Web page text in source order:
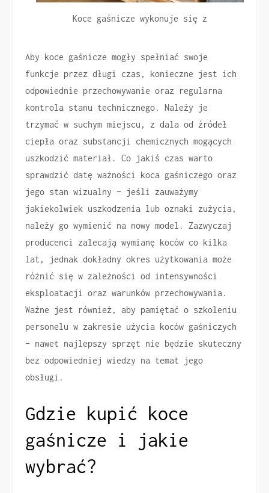
Koce gaśnicze wykonuje się z
Aby koce gaśnicze mogły spełniać swoje
funkcje przez długi czas, konieczne jest ich
odpowiednie przechowywanie oraz regularna
kontrola stanu technicznego. Należy je
trzymać w suchym miejscu, z dala od źródeł
ciepła oraz substancji chemicznych mogących
uszkodzić materiał. Co jakiś czas warto
sprawdzić datę ważności koca gaśniczego oraz
jego stan wizualny – jeśli zauważymy
jakiekolwiek uszkodzenia lub oznaki zużycia,
należy go wymienić na nowy model. Zazwyczaj
producenci zalecają wymianę koców co kilka
lat, jednak dokładny okres użytkowania może
różnić się w zależności od intensywności
eksploatacji oraz warunków przechowywania.
Ważne jest również, aby pamiętać o szkoleniu
personelu w zakresie użycia koców gaśniczych
– nawet najlepszy sprzęt nie będzie skuteczny
bez odpowiedniej wiedzy na temat jego
obsługi.
Gdzie kupić koce
gaśnicze i jakie
wybrać?